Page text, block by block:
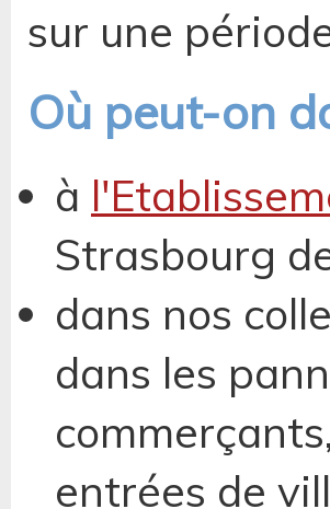
sur une
Où peut-on
à
Strasbourg
dans nos
dans les
entrées de